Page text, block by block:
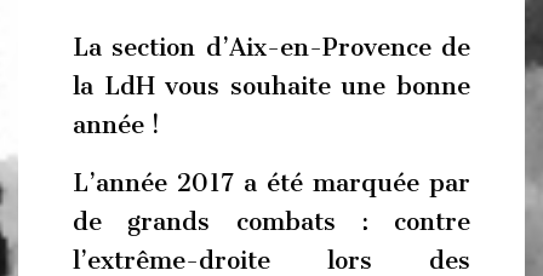
La section d’Aix-en-Provence de
la LdH vous souhaite une bonne
année !
L’année 2017 a été marquée par
de grands combats : contre
l’extrême-droite lors des